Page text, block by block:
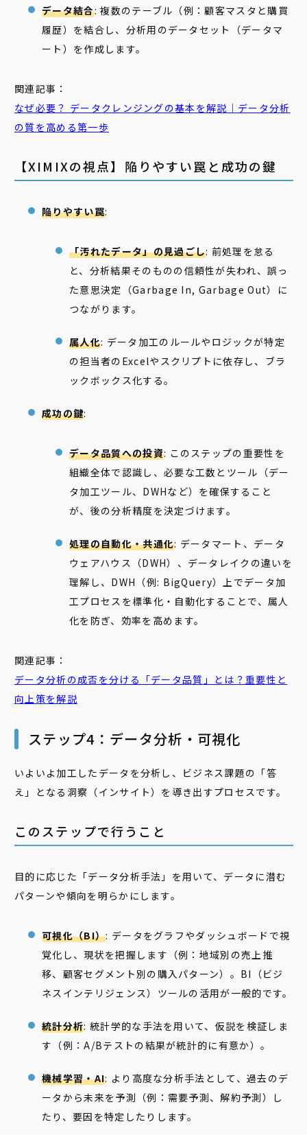
データ結合: 複数のテーブル（例：顧客マスタと購買
履歴）を結合し、分析用のデータセット（データマ
ート）を作成します。
関連記事：
なぜ必要？ データクレンジングの基本を解説｜データ分析
の質を高める第一歩
【XIMIXの視点】陥りやすい罠と成功の鍵
陥りやすい罠:
「汚れたデータ」の見過ごし: 前処理を怠る
と、分析結果そのものの信頼性が失われ、誤っ
た意思決定（Garbage In, Garbage Out）に
つながります。
属人化: データ加工のルールやロジックが特定
の担当者のExcelやスクリプトに依存し、ブラ
ックボックス化する。
成功の鍵:
データ品質への投資: このステップの重要性を
組織全体で認識し、必要な工数とツール（デー
タ加工ツール、DWHなど）を確保すること
が、後の分析精度を決定づけます。
処理の自動化・共通化: データマート、データ
ウェアハウス（DWH）、データレイクの違いを
理解し、DWH（例: BigQuery）上でデータ加
工プロセスを標準化・自動化することで、属人
化を防ぎ、効率を高めます。
関連記事：
データ分析の成否を分ける「データ品質 」とは？重要性と
向上策を解説
ステップ4：データ分析・可視化
いよいよ加工したデータを分析し、ビジネス課題の「答
え」となる洞察（インサイト）を導き出すプロセスです。
このステップで行うこと
目的に応じた「データ分析手法」を用いて、データに潜む
パターンや傾向を明らかにします。
可視化（BI）: データをグラフやダッシュボードで視
覚化し、現状を把握します（例：地域別の売上推
移、顧客セグメント別の購入パターン）。BI（ビジ
ネスインテリジェンス）ツールの活用が一般的です。
統計分析: 統計学的な手法を用いて、仮説を検証しま
す（例：A/Bテストの結果が統計的に有意か）。
機械学習・AI: より高度な分析手法として、過去のデ
ータから未来を予測（例：需要予測、解約予測）し
たり、要因を特定したりします。